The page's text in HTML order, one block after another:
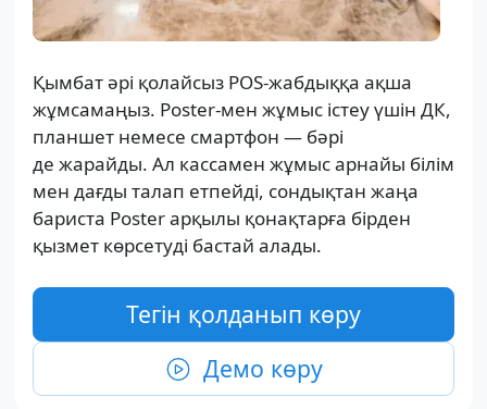
Қымбат әрі қолайсыз POS-жабдыққа ақша
жұмсамаңыз. Poster-мен жұмыс істеу үшін ДК,
планшет немесе смартфон — бәрі
де жарайды. Ал кассамен жұмыс арнайы білім
мен дағды талап етпейді, сондықтан жаңа
бариста Poster арқылы қонақтарға бірден
қызмет көрсетуді бастай алады.
Тегін қолданып көру
Демо көру